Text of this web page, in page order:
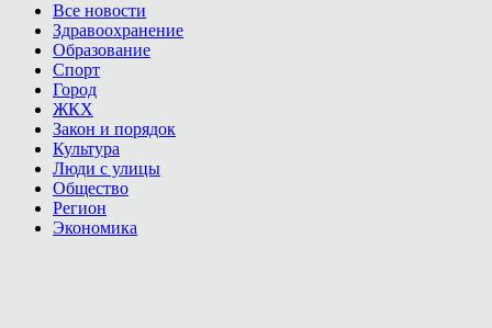
Все новости
Здравоохранение
Образование
Спорт
Город
ЖКХ
Закон и порядок
Культура
Люди с улицы
Общество
Регион
Экономика